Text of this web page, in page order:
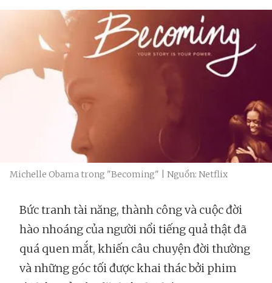
Michelle Obama trong "Becoming" | Nguồn: Netflix
Bức tranh tài năng, thành công và cuộc đời
hào nhoáng của người nổi tiếng quả thật đã
quá quen mắt, khiến câu chuyện đời thường
và những góc tối được khai thác bởi phim